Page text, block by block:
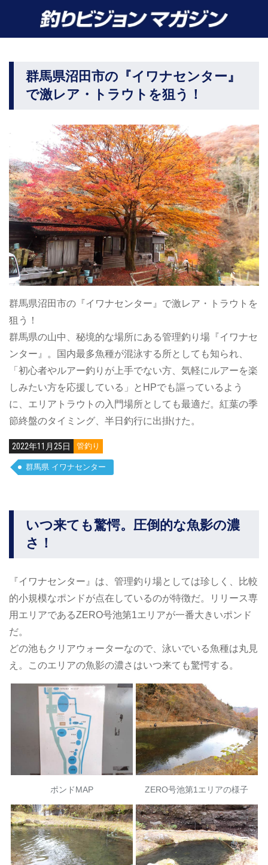
群馬県沼田市の『イワナセンター』
で激レア・トラウトを狙う！
群馬県沼田市の『イワナセンター』で激レア・トラウトを
狙う！
群馬県の山中、秘境的な場所にある管理釣り場『イワナセ
ンター』。国内最多魚種が混泳する所としても知られ、
「初心者やルアー釣りが上手でない方、気軽にルアーを楽
しみたい方を応援している」とHPでも謳っているよう
に、エリアトラウトの入門場所としても最適だ。紅葉の季
節終盤のタイミング、半日釣行に出掛けた。
2022年11月25日 管釣り
群馬県 イワナセンター
いつ来ても驚愕。圧倒的な魚影の濃
さ！
『イワナセンター』は、管理釣り場としては珍しく、比較
的小規模なポンドが点在しているのが特徴だ。リリース専
用エリアであるZERO号池第1エリアが一番大きいポンド
だ。
どの池もクリアウォーターなので、泳いでいる魚種は丸見
え。このエリアの魚影の濃さはいつ来ても驚愕する。
ポンドMAP ZERO号池第1エリアの様子